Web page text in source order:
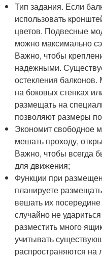
Тип задания. Если
использовать
цветов. Подвесные
можно максимально
Важно, чтобы
надежными.
остекления
на боковых стенках
размещать на
позволяют размеры
Экономит свободное
мешать проходу,
Важно, чтобы всегда
для движения;
Функции при
планируете
вешать их
случайно не
разместить много
учитывать
распространяются на